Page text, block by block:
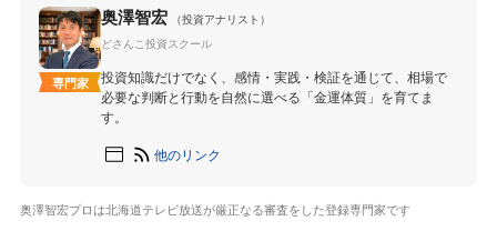
専門家
奥澤智宏
（投資アナリスト）
どさんこ投資スクール
投資知識だけでなく、感情・実践・検証を通じて、相場で
必要な判断と行動を自然に選べる「金運体質」を育てま
す。
他のリンク
奥澤智宏プロは北海道テレビ放送が厳正なる審査をした登録専門家です